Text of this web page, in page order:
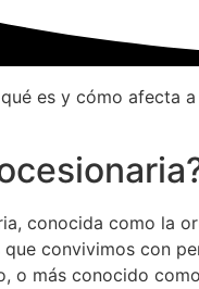
es y cómo afecta
conocida como la
convivimos con
o más conocido